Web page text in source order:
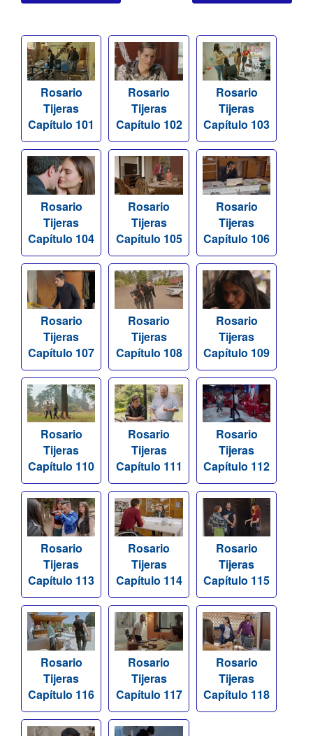
Rosario
Tijeras
Capítulo 101
Rosario
Tijeras
Capítulo 102
Rosario
Tijeras
Capítulo 103
Rosario
Tijeras
Capítulo 104
Rosario
Tijeras
Capítulo 105
Rosario
Tijeras
Capítulo 106
Rosario
Tijeras
Capítulo 107
Rosario
Tijeras
Capítulo 108
Rosario
Tijeras
Capítulo 109
Rosario
Tijeras
Capítulo 110
Rosario
Tijeras
Capítulo 111
Rosario
Tijeras
Capítulo 112
Rosario
Tijeras
Capítulo 113
Rosario
Tijeras
Capítulo 114
Rosario
Tijeras
Capítulo 115
Rosario
Tijeras
Capítulo 116
Rosario
Tijeras
Capítulo 117
Rosario
Tijeras
Capítulo 118